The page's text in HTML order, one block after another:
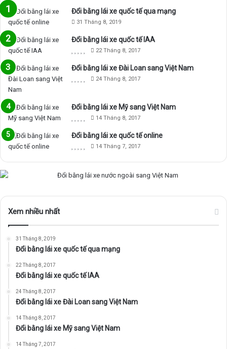
Đổi bằng lái xe quốc tế qua mạng
31 Tháng 8, 2019
Đổi bằng lái xe quốc tế IAA
22 Tháng 8, 2017
Đổi bằng lái xe Đài Loan sang Việt Nam
24 Tháng 8, 2017
Đổi bằng lái xe Mỹ sang Việt Nam
14 Tháng 8, 2017
Đổi bằng lái xe quốc tế online
14 Tháng 7, 2017
Xem nhiều nhất
31 Tháng 8, 2019
Đổi bằng lái xe quốc tế qua mạng
22 Tháng 8, 2017
Đổi bằng lái xe quốc tế IAA
24 Tháng 8, 2017
Đổi bằng lái xe Đài Loan sang Việt Nam
14 Tháng 8, 2017
Đổi bằng lái xe Mỹ sang Việt Nam
14 Tháng 7, 2017